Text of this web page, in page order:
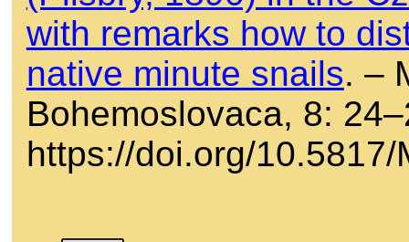
with remarks how to
native minute snails. –
Bohemoslovaca, 8:
https://doi.org/